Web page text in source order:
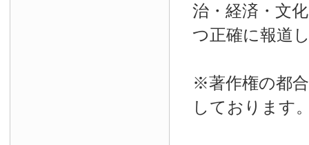
治・経済・文
つ正確に報道
※著作権の都
しております